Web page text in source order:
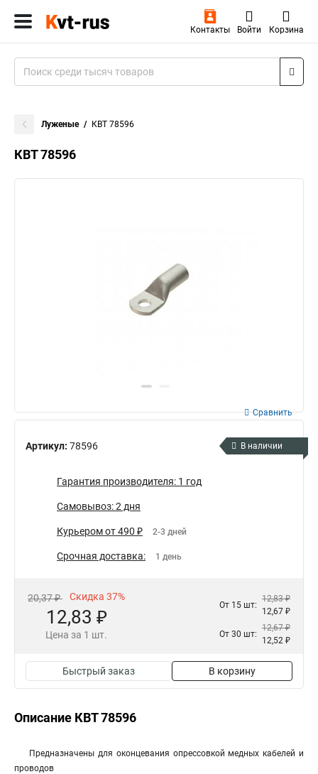
Контакты Войти Корзина
Луженые КВТ 78596
КВТ 78596
Артикул: 78596
Сравнить
В наличии
Гарантия производителя: 1 год
Самовывоз: 2 дня
Курьером от 490 ₽ 2-3 дней
Срочная доставка: 1 день
20,37 ₽ Скидка 37%
12,83 ₽
Цена за 1 шт.
От 15 шт:
12,83 ₽
12,67 ₽
От 30 шт:
12,67 ₽
12,52 ₽
Быстрый заказ В корзину
Описание КВТ 78596
Предназначены для оконцевания опрессовкой медных кабелей и
проводов